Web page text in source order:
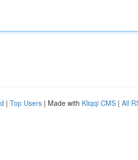
| Top Users | Made with Kliqqi CMS | All